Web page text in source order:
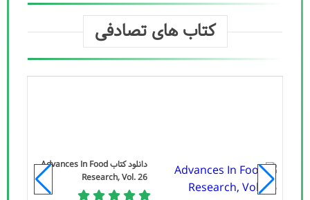
کتاب های تصادفی
دانلود کتاب Advances In Food
Research, Vol. 26